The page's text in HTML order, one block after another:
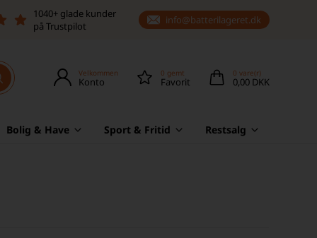
1040+ glade kunder
på Trustpilot
info@batterilageret.dk
Velkommen
Konto
0 gemt
Favorit
0 vare(r)
0,00 DKK
Bolig & Have Sport & Fritid Restsalg